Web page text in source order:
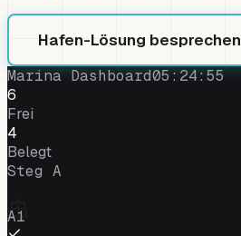
Hafen-Lösung besprechen
Marina Dashboard05:24:56
6
Frei
4
Belegt
Steg A
A1